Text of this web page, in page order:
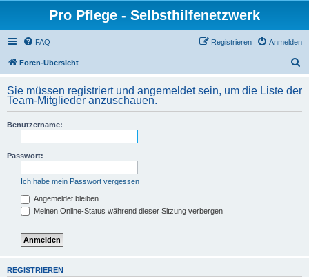
Pro Pflege - Selbsthilfenetzwerk
FAQ Anmelden
Registrieren
Foren-Übersicht
h
Sie müssen registriert und angemeldet sein, um die Liste der
Team-Mitglieder anzuschauen.
Benutzername:
Passwort:
Ich habe mein Passwort vergessen
Angemeldet bleiben
Meinen Online-Status während dieser Sitzung verbergen
REGISTRIEREN